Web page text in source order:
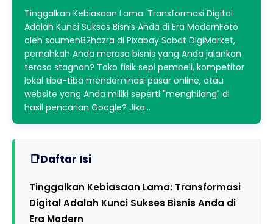
Tinggalkan Kebiasaan Lama: Transformasi Digital
Adalah Kunci Sukses Bisnis Anda di Era ModernFoto
oleh soumen82hazra di Pixabay Sobat DigiMarket,
pernahkah Anda merasa bisnis yang Anda jalankan
terasa stagnan? Toko fisik sepi pembeli, kompetitor
lokal tiba-tiba mendominasi pasar online, atau
website yang Anda miliki seperti "menghilang" di
hasil pencarian Google? Jika…
Daftar Isi
Tinggalkan Kebiasaan Lama: Transformasi
Digital Adalah Kunci Sukses Bisnis Anda di
Era Modern